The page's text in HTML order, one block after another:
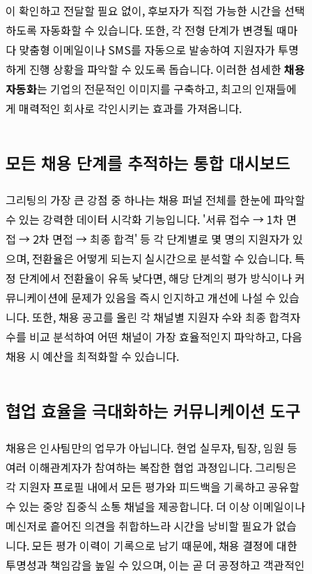
이 확인하고 전달할 필요 없이, 후보자가 직접 가능한 시간을 선택
하도록 자동화할 수 있습니다. 또한, 각 전형 단계가 변경될 때마
다 맞춤형 이메일이나 SMS를 자동으로 발송하여 지원자가 투명
하게 진행 상황을 파악할 수 있도록 돕습니다. 이러한 섬세한채용
자동화는 기업의 전문적인 이미지를 구축하고, 최고의 인재들에
게 매력적인 회사로 각인시키는 효과를 가져옵니다.
모든 채용 단계를 추적하는 통합 대시보드
그리팅의 가장 큰 강점 중 하나는 채용 퍼널 전체를 한눈에 파악할
수 있는 강력한 데이터 시각화 기능입니다. '서류 접수 → 1차 면
접 → 2차 면접 → 최종 합격' 등 각 단계별로 몇 명의 지원자가 있
으며, 전환율은 어떻게 되는지 실시간으로 분석할 수 있습니다. 특
정 단계에서 전환율이 유독 낮다면, 해당 단계의 평가 방식이나 커
뮤니케이션에 문제가 있음을 즉시 인지하고 개선에 나설 수 있습
니다. 또한, 채용 공고를 올린 각 채널별 지원자 수와 최종 합격자
수를 비교 분석하여 어떤 채널이 가장 효율적인지 파악하고, 다음
채용 시 예산을 최적화할 수 있습니다.
협업 효율을 극대화하는 커뮤니케이션 도구
채용은 인사팀만의 업무가 아닙니다. 현업 실무자, 팀장, 임원 등
여러 이해관계자가 참여하는 복잡한 협업 과정입니다. 그리팅은
각 지원자 프로필 내에서 모든 평가와 피드백을 기록하고 공유할
수 있는 중앙 집중식 소통 채널을 제공합니다. 더 이상 이메일이나
메신저로 흩어진 의견을 취합하느라 시간을 낭비할 필요가 없습
니다. 모든 평가 이력이 기록으로 남기 때문에, 채용 결정에 대한
투명성과 책임감을 높일 수 있으며, 이는 곧 더 공정하고 객관적인